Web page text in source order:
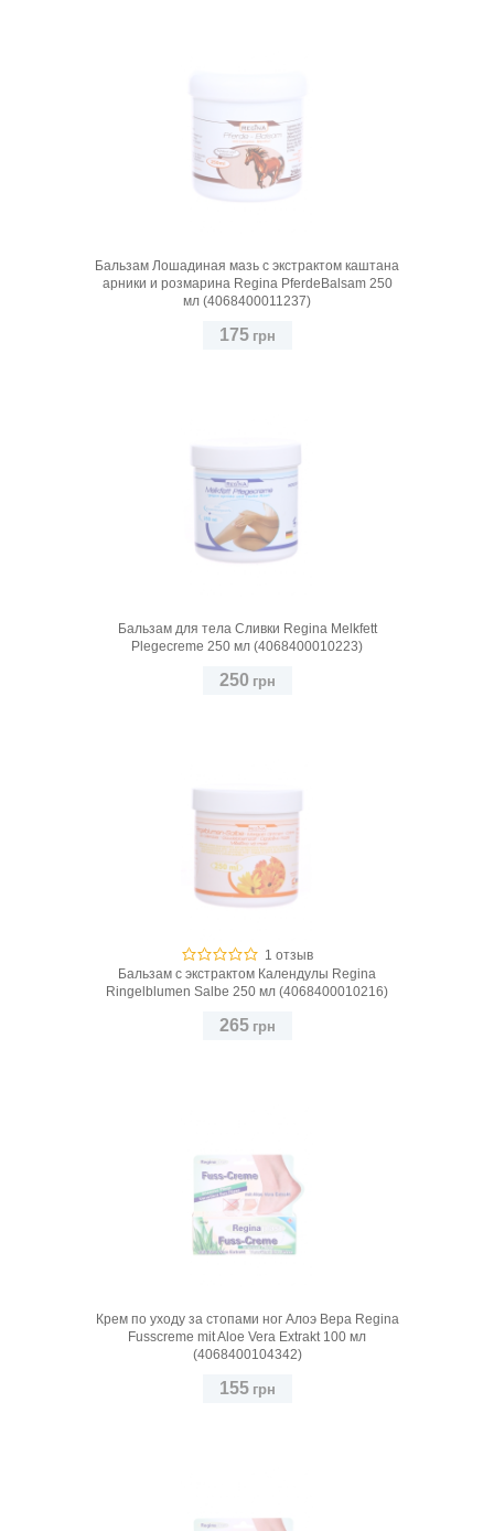
Бальзам Лошадиная мазь с экстрактом каштана
арники и розмарина Regina PferdeBalsam 250
мл (4068400011237)
175 грн
Бальзам для тела Сливки Regina Melkfett
Plegecreme 250 мл (4068400010223)
250 грн
1 отзыв
Бальзам с экстрактом Календулы Regina
Ringelblumen Salbe 250 мл (4068400010216)
265 грн
Крем по уходу за стопами ног Алоэ Вера Regina
Fusscreme mit Aloe Vera Extrakt 100 мл
(4068400104342)
155 грн